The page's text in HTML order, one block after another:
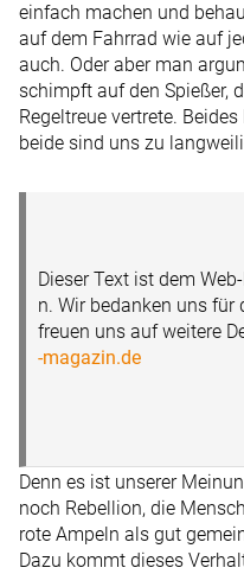
einfach machen und
auf dem Fahrrad wie auf
auch. Oder aber man
schimpft auf den Spießer,
Regeltreue vertrete.
beide sind uns zu
Dieser Text ist dem
n. Wir bedanken uns
freuen uns auf weitere
-magazin.de
Denn es ist unserer
noch Rebellion, die
rote Ampeln als gut
Dazu kommt dieses